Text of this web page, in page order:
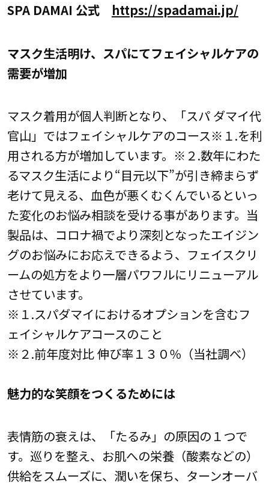
SPA DAMAI 公式 https://spadamai.jp/
マスク生活明け、スパにてフェイシャルケアの
需要が増加
マスク着用が個人判断となり、「スパ ダマイ代
官山」ではフェイシャルケアのコース※１.を利
用される方が増加しています。※２.数年にわた
るマスク生活により“目元以下”が引き締まらず
老けて見える、血色が悪くむくんでいるといっ
た変化のお悩み相談を受ける事があります。当
製品は、コロナ禍でより深刻となったエイジン
グのお悩みにお応えできるよう、フェイスクリ
ームの処方をより一層パワフルにリニューアル
させています。
※１.スパダマイにおけるオプションを含むフ
ェイシャルケアコースのこと
※２.前年度対比 伸び率１３０％（当社調べ）
魅力的な笑顔をつくるためには
表情筋の衰えは、「たるみ」の原因の１つで
す。巡りを整え、お肌への栄養（酸素などの）
供給をスムーズに、潤いを保ち、ターンオーバ